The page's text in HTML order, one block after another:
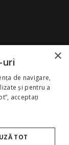
×
uri
de navigare,
și pentru a
acceptați
TOT